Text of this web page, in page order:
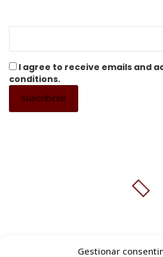
Gestionar
I agree to receive emails and
conditions.